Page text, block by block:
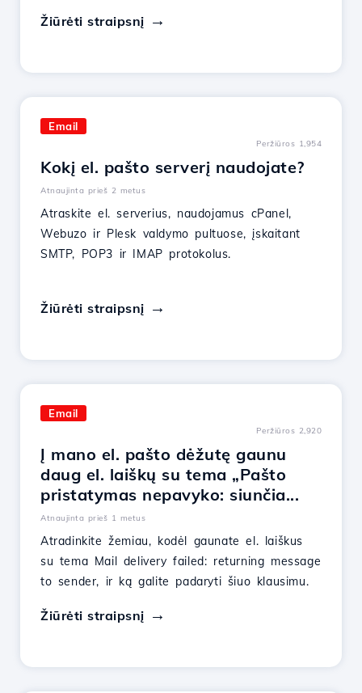
Žiūrėti straipsnį
Email
Peržiūros 1,954
Kokį el. pašto serverį naudojate?
Atnaujinta prieš 2 metus
Atraskite el. serverius, naudojamus cPanel,
Webuzo ir Plesk valdymo pultuose, įskaitant
SMTP, POP3 ir IMAP protokolus.
Žiūrėti straipsnį
Email
Peržiūros 2,920
Į mano el. pašto dėžutę gaunu
daug el. laiškų su tema „Pašto
pristatymas nepavyko: siunčia...
Atnaujinta prieš 1 metus
Atradinkite žemiau, kodėl gaunate el. laiškus
su tema Mail delivery failed: returning message
to sender, ir ką galite padaryti šiuo klausimu.
Žiūrėti straipsnį